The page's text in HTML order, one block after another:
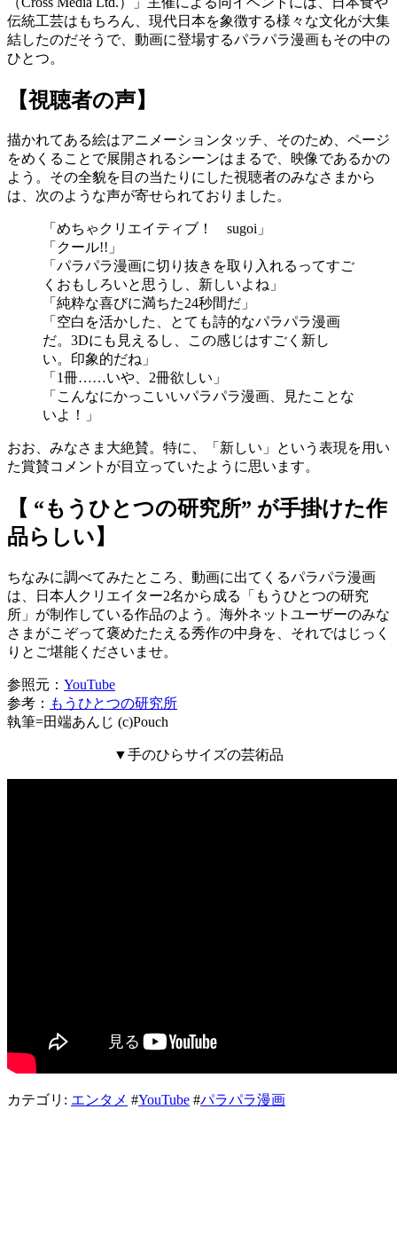
伝統工芸はもちろん、現代日本を象徴する様々な文化が大集
結したのだそうで、動画に登場するパラパラ漫画もその中の
ひとつ。
【視聴者の声】
描かれてある絵はアニメーションタッチ、そのため、ページ
をめくることで展開されるシーンはまるで、映像であるかの
よう。その全貌を目の当たりにした視聴者のみなさまから
は、次のような声が寄せられておりました。
「めちゃクリエイティブ！ sugoi」
「クール!!」
「パラパラ漫画に切り抜きを取り入れるってすご
くおもしろいと思うし、新しいよね」
「純粋な喜びに満ちた24秒間だ」
「空白を活かした、とても詩的なパラパラ漫画
だ。3Dにも見えるし、この感じはすごく新し
い。印象的だね」
「1冊……いや、2冊欲しい」
「こんなにかっこいいパラパラ漫画、見たことな
いよ！」
おお、みなさま大絶賛。特に、「新しい」という表現を用い
た賞賛コメントが目立っていたように思います。
【 “もうひとつの研究所” が手掛けた作
品らしい】
ちなみに調べてみたところ、動画に出てくるパラパラ漫画
は、日本人クリエイター2名から成る「もうひとつの研究
所」が制作している作品のよう。海外ネットユーザーのみな
さまがこぞって褒めたたえる秀作の中身を、それではじっく
りとご堪能くださいませ。
参照元： YouTube
参考： もうひとつの研究所
執筆=田端あんじ (c)Pouch
▼手のひらサイズの芸術品
カテゴリ: エンタメ #YouTube #パラパラ漫画